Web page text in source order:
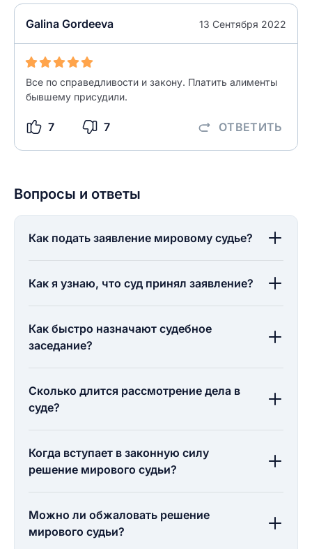
Galina Gordeeva 13 Сентября 2022
Все по справедливости и закону. Платить алименты
бывшему присудили.
7 7 ОТВЕТИТЬ
ОСТАВИТЬ ОТЗЫВ
Вопросы и ответы
Как подать заявление мировому судье?
Как я узнаю, что суд принял заявление?
Как быстро назначают судебное
заседание?
Сколько длится рассмотрение дела в
суде?
Когда вступает в законную силу
решение мирового судьи?
Можно ли обжаловать решение
мирового судьи?